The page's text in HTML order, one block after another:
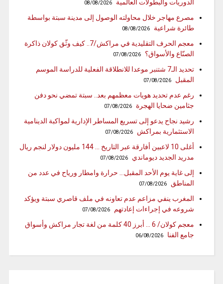
الدوريات والبطولات العالمية
08/08/2026
مصرع مهاجر خلال محاولته الوصول إلى مدينة سبتة بواسطة
طائرة شراعية
08/08/2026
معجم الحرف التقليدية في مراكش/7.. كيف وثّق كولان ذاكرة
الصنّاع والأسواق؟
07/08/2026
تحديد الـ7 شتنبر موعدا للانطلاقة الفعلية للدراسة الموسم
المقبل
07/08/2026
رغم عدم تحديد هويات معظمهم بعد.. سبتة تمضي نحو دفن
جثامين ضحايا الهجرة
07/08/2026
رشيد نجاح يدعو إلى تسريع المساطر الإدارية لمواكبة الدينامية
الاستثمارية بمراكش
07/08/2026
أغلى 10 لاعبين أفارقة عبر التاريخ … 144 مليون دولار لنجم ريال
مدريد الجديد ديوماندي
07/08/2026
إلى غاية يوم الأحد المقبل… حرارة وامطار ورياح في عدد من
المناطق
07/08/2026
المغرب ينفي مزاعم عدم تعاونه في ملف قاصري سبتة ويؤكد
شروعه في إجراءات إعادتهم
07/08/2026
معجم كولان/ 6 … أبرز 40 كلمة من لغة تجار مراكش وأسواق
جامع الفنا
06/08/2026